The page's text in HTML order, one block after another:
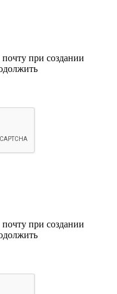
при создании
при создании